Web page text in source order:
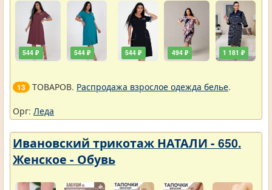
544 ₽ 544 ₽ 544 ₽ 494 ₽ 1 181 ₽
13 ТОВАРОВ. Распродажа взрослое одежда белье.
Орг: Леда
Ивановский трикотаж НАТАЛИ - 650.
Женское - Обувь